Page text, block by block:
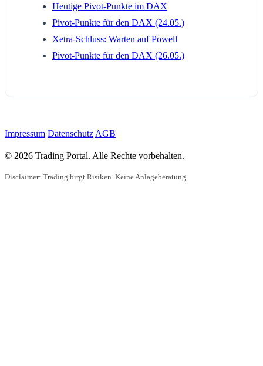
Heutige Pivot-Punkte im DAX
Pivot-Punkte für den DAX (24.05.)
Xetra-Schluss: Warten auf Powell
Pivot-Punkte für den DAX (26.05.)
Impressum Datenschutz AGB
© 2026 Trading Portal. Alle Rechte vorbehalten.
Disclaimer: Trading birgt Risiken. Keine Anlageberatung.